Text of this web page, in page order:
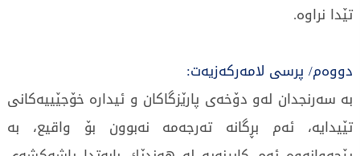
تێدا نراوە.
دووەم/ پرسی لامەركەزیەت:
بە سەرنجدان لەو دۆخەی پارێزگاكان و ئیدارە خۆجێییەكانی
تێیدایە، ئەم بڕگانە تەرجەمە نەبوون بۆ واقیع، بە